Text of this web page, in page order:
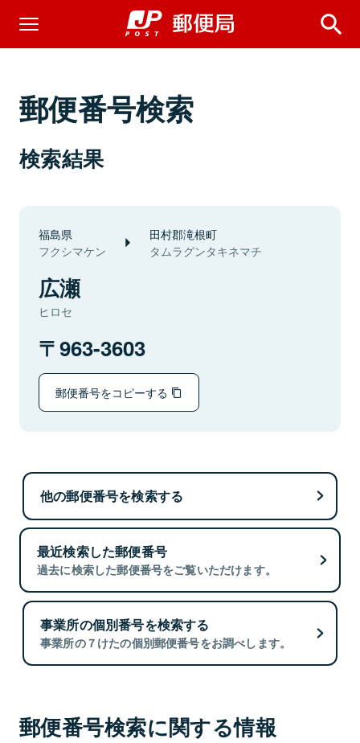
郵便番号検索
検索結果
福島県
フクシマケン
田村郡滝根町
タムラグンタキネマチ
広瀬
ヒロセ
963-3603
郵便番号をコピーする
他の郵便番号を検索する
最近検索した郵便番号
過去に検索した郵便番号をご覧いただけます。
事業所の個別番号を検索する
事業所の７けたの個別郵便番号をお調べします。
郵便番号検索に関する情報